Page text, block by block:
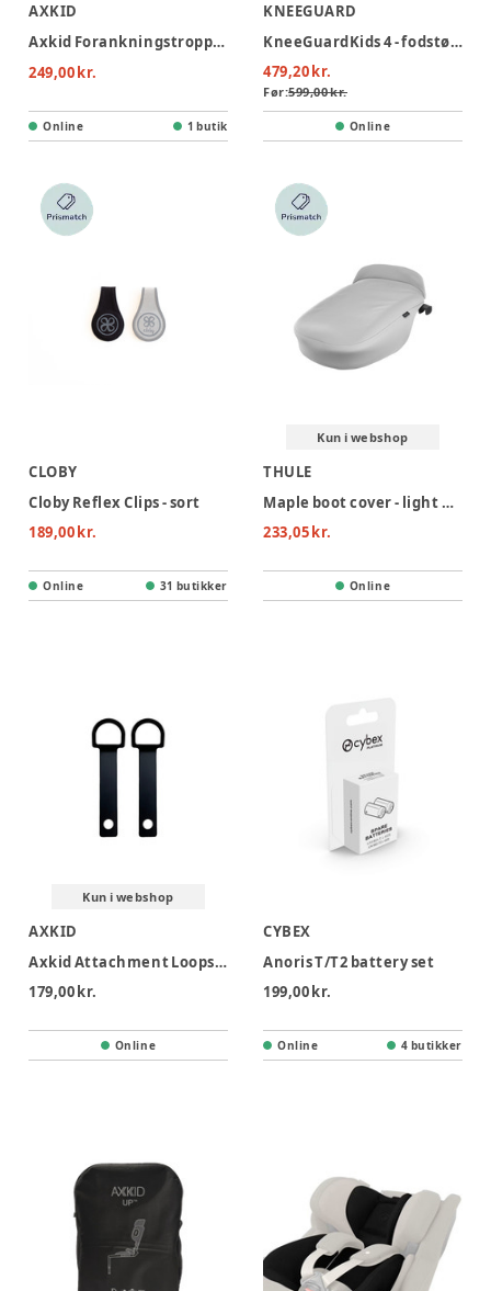
AXKID
Axkid Forankningstropper Minikid / Max
249,00 kr.
Online 1 butik
KNEEGUARD
KneeGuardKids 4 - fodstøtte til bil
479,20 kr.
Før:599,00 kr.
Online
CLOBY
Cloby Reflex Clips - sort
189,00 kr.
Online 31 butikker
Kun i webshop
THULE
Maple boot cover - light grey
233,05 kr.
Online
Kun i webshop
AXKID
Axkid Attachment Loops 160mm
179,00 kr.
Online
CYBEX
Anoris T/T2 battery set
199,00 kr.
Online 4 butikker